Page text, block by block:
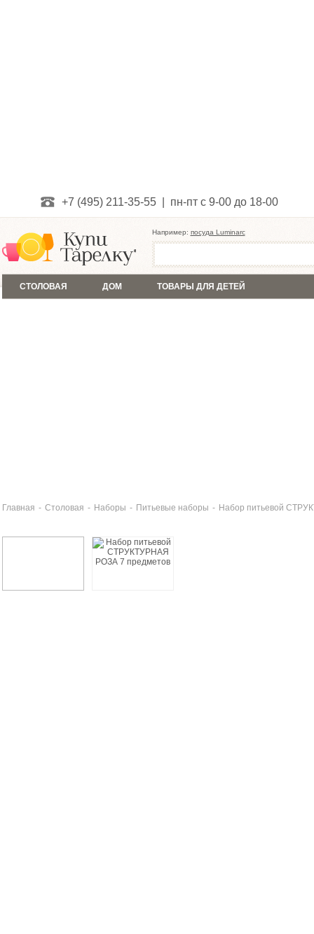
+7 (495) 211-35-55 | пн-пт с 9-00 до 18-00
Например: посуда Luminarc
СТОЛОВАЯ ДОМ ТОВАРЫ ДЛЯ ДЕТЕЙ
Главная - Столовая - Наборы - Питьевые наборы - Набор питьевой